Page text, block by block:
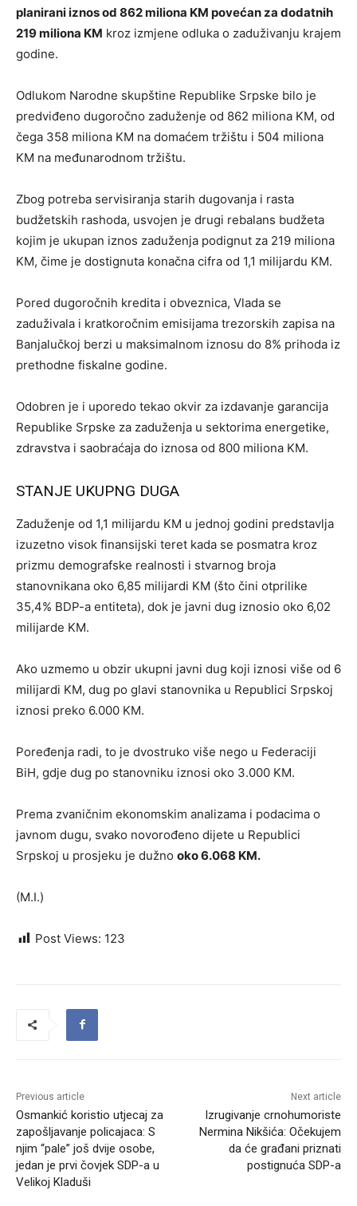
planirani iznos od 862 miliona KM povećan za dodatnih
219 miliona KM kroz izmjene odluka o zaduživanju krajem
godine.
Odlukom Narodne skupštine Republike Srpske bilo je
predviđeno dugoročno zaduženje od 862 miliona KM, od
čega 358 miliona KM na domaćem tržištu i 504 miliona
KM na međunarodnom tržištu.
Zbog potreba servisiranja starih dugovanja i rasta
budžetskih rashoda, usvojen je drugi rebalans budžeta
kojim je ukupan iznos zaduženja podignut za 219 miliona
KM, čime je dostignuta konačna cifra od 1,1 milijardu KM.
Pored dugoročnih kredita i obveznica, Vlada se
zaduživala i kratkoročnim emisijama trezorskih zapisa na
Banjalučkoj berzi u maksimalnom iznosu do 8% prihoda iz
prethodne fiskalne godine.
Odobren je i uporedo tekao okvir za izdavanje garancija
Republike Srpske za zaduženja u sektorima energetike,
zdravstva i saobraćaja do iznosa od 800 miliona KM.
STANJE UKUPNG DUGA
Zaduženje od 1,1 milijardu KM u jednoj godini predstavlja
izuzetno visok finansijski teret kada se posmatra kroz
prizmu demografske realnosti i stvarnog broja
stanovnikana oko 6,85 milijardi KM (što čini otprilike
35,4% BDP-a entiteta), dok je javni dug iznosio oko 6,02
milijarde KM.
Ako uzmemo u obzir ukupni javni dug koji iznosi više od 6
milijardi KM, dug po glavi stanovnika u Republici Srpskoj
iznosi preko 6.000 KM.
Poređenja radi, to je dvostruko više nego u Federaciji
BiH, gdje dug po stanovniku iznosi oko 3.000 KM.
Prema zvaničnim ekonomskim analizama i podacima o
javnom dugu, svako novorođeno dijete u Republici
Srpskoj u prosjeku je dužno oko 6.068 KM.
(M.I.)
Post Views: 123
Previous article
Osmankić koristio utjecaj za
zapošljavanje policajaca: S
njim “pale” još dvije osobe,
jedan je prvi čovjek SDP-a u
Velikoj Kladuši
Next article
Izrugivanje crnohumoriste
Nermina Nikšića: Očekujem
da će građani priznati
postignuća SDP-a